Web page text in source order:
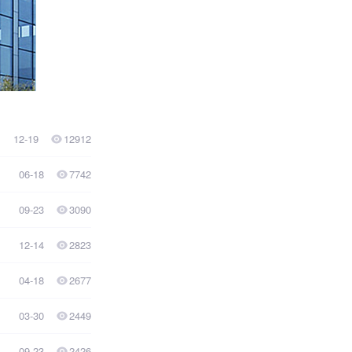
12-19 12912
06-18 7742
09-23 3090
12-14 2823
04-18 2677
03-30 2449